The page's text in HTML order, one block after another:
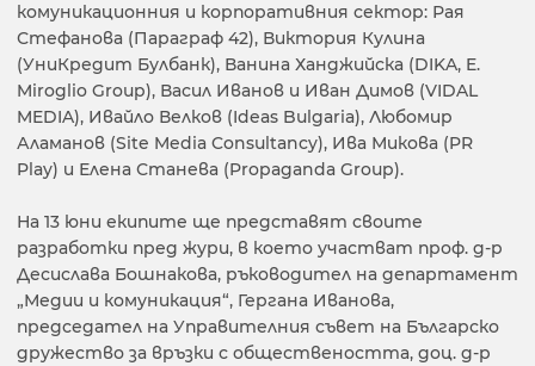
комуникационния и корпоративния сектор: Рая
Стефанова (Параграф 42), Виктория Кулина
(УниКредит Булбанк), Ванина Ханджийска (DIKA, E.
Miroglio Group), Васил Иванов и Иван Димов (VIDAL
MEDIA), Ивайло Велков (Ideas Bulgaria), Любомир
Аламанов (Site Media Consultancy), Ива Микова (PR
Play) и Елена Станева (Propaganda Group).
На 13 юни екипите ще представят своите
разработки пред жури, в което участват проф. д-р
Десислава Бошнакова, ръководител на департамент
„Медии и комуникация“, Гергана Иванова,
председател на Управителния съвет на Българско
дружество за връзки с обществеността, доц. д-р